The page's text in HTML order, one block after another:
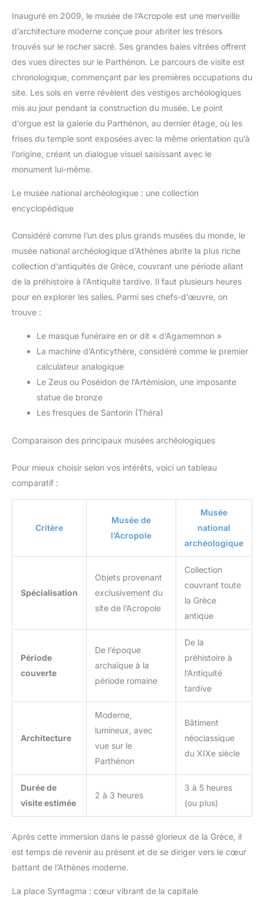
compact est facile à transporter.
Il est livré avec une carte
mémoire de 32 Go et deux
1050 mAh, vous permettant de
commencer à capturer des
moments immédiatement et de
profiter d’un temps de prise de
vue prolongé. Pour toute
question, notre service client
Inauguré en 2009, le musée de l’Acropole est une merveille
d’architecture moderne conçue pour abriter les trésors
trouvés sur le rocher sacré. Ses grandes baies vitrées offrent
des vues directes sur le Parthénon. Le parcours de visite est
chronologique, commençant par les premières occupations du
site. Les sols en verre révèlent des vestiges archéologiques
mis au jour pendant la construction du musée. Le point
d’orgue est la galerie du Parthénon, au dernier étage, où les
frises du temple sont exposées avec la même orientation qu’à
l’origine, créant un dialogue visuel saisissant avec le
monument lui-même.
Le musée national archéologique : une collection
encyclopédique
Considéré comme l’un des plus grands musées du monde, le
musée national archéologique d’Athènes abrite la plus riche
collection d’antiquités de Grèce, couvrant une période allant
de la préhistoire à l’Antiquité tardive. Il faut plusieurs heures
pour en explorer les salles. Parmi ses chefs-d’œuvre, on
trouve :
Le masque funéraire en or dit « d’Agamemnon »
La machine d’Anticythère, considéré comme le premier
calculateur analogique
Le Zeus ou Poséidon de l’Artémision, une imposante
statue de bronze
Les fresques de Santorin (Théra)
Comparaison des principaux musées archéologiques
Pour mieux choisir selon vos intérêts, voici un tableau
comparatif :
Critère
Musée de
l’Acropole
Musée
national
archéologique
Spécialisation
Objets provenant
exclusivement du
site de l’Acropole
Collection
couvrant toute
la Grèce
antique
Période
couverte
De l’époque
archaïque à la
période romaine
De la
préhistoire à
l’Antiquité
tardive
Architecture
Moderne,
lumineux, avec
vue sur le
Parthénon
Bâtiment
néoclassique
du XIXe siècle
Durée de
visite estimée
2 à 3 heures
3 à 5 heures
(ou plus)
Après cette immersion dans le passé glorieux de la Grèce, il
est temps de revenir au présent et de se diriger vers le cœur
battant de l’Athènes moderne.
La place Syntagma : cœur vibrant de la capitale